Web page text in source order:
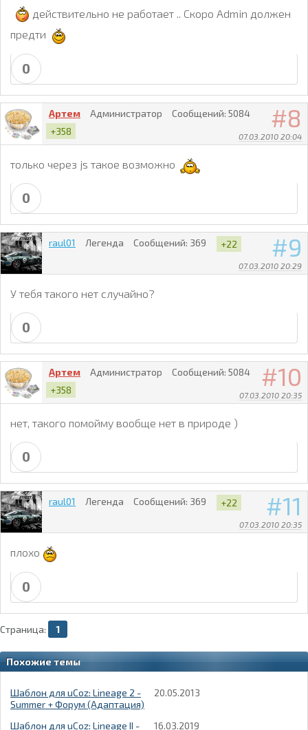
действительно не работает .. Скоро Admin должен
предти
0
8
07.03.2010 20:04
Артем Администратор Сообщений: 5084
+358
только через js такое возможно
0
9
07.03.2010 20:29
raul01 Легенда Сообщений: 369 +22
У тебя такого нет случайно?
0
10
07.03.2010 20:35
Артем Администратор Сообщений: 5084
+358
нет, такого помойму вообще нет в природе )
0
11
07.03.2010 20:35
raul01 Легенда Сообщений: 369 +22
плохо
0
Страница: 1
Похожие темы
Шаблон для uCoz: Lineage 2 -
Summer + Форум (Адаптация)
20.05.2013
Шаблон для uCoz: Lineage II - 16.03.2019